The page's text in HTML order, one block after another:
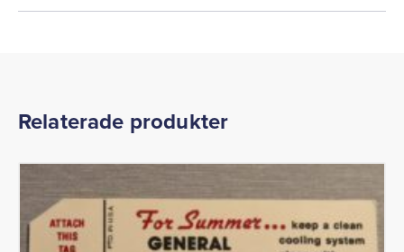
Relaterade produkter